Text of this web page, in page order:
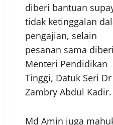
diberi bantuan
tidak ketinggalan
pengajian, selain
pesanan sama diberi
Menteri Pendidikan
Tinggi, Datuk Seri Dr
Zambry Abdul Kadir.
Md Amin juga